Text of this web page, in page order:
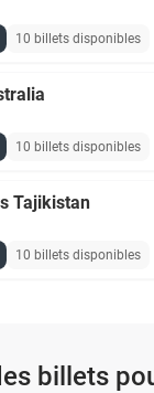
10 billets disponibles
10 billets disponibles
Tajikistan
10 billets disponibles
billets